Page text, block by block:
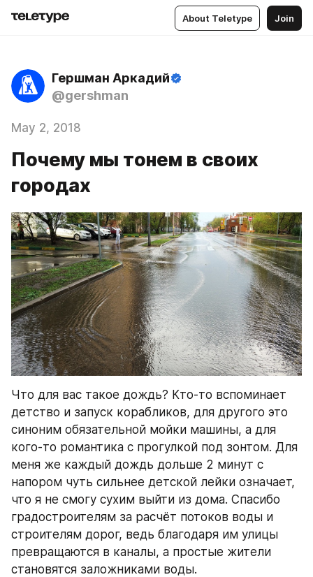
About Teletype Join
Гершман Аркадий
@gershman
May 2, 2018
Почему мы тонем в своих
городах
Что для вас такое дождь? Кто-то вспоминает
детство и запуск корабликов, для другого это
синоним обязательной мойки машины, а для
кого-то романтика с прогулкой под зонтом. Для
меня же каждый дождь дольше 2 минут с
напором чуть сильнее детской лейки означает,
что я не смогу сухим выйти из дома. Спасибо
градостроителям за расчёт потоков воды и
строителям дорог, ведь благодаря им улицы
превращаются в каналы, а простые жители
становятся заложниками воды.